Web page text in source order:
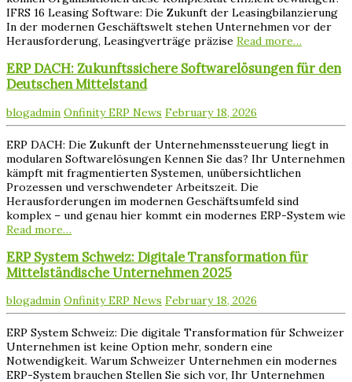
IFRS 16 Leasing Software: Die Zukunft der Leasingbilanzierung
In der modernen Geschäftswelt stehen Unternehmen vor der
Herausforderung, Leasingverträge präzise Read more…
ERP DACH: Zukunftssichere Softwarelösungen für den
Deutschen Mittelstand
blogadmin Onfinity ERP News February 18, 2026
ERP DACH: Die Zukunft der Unternehmenssteuerung liegt in
modularen Softwarelösungen Kennen Sie das? Ihr Unternehmen
kämpft mit fragmentierten Systemen, unübersichtlichen
Prozessen und verschwendeter Arbeitszeit. Die
Herausforderungen im modernen Geschäftsumfeld sind
komplex – und genau hier kommt ein modernes ERP-System wie
Read more…
ERP System Schweiz: Digitale Transformation für
Mittelständische Unternehmen 2025
blogadmin Onfinity ERP News February 18, 2026
ERP System Schweiz: Die digitale Transformation für Schweizer
Unternehmen ist keine Option mehr, sondern eine
Notwendigkeit. Warum Schweizer Unternehmen ein modernes
ERP-System brauchen Stellen Sie sich vor, Ihr Unternehmen